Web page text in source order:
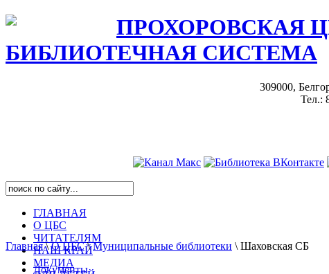
ПРОХОРОВСКАЯ
БИБЛИОТЕЧНАЯ СИСТЕМА
309000,
Тел.:
ГЛАВНАЯ
О ЦБС
ЧИТАТЕЛЯМ
НАШ КРАЙ
МЕДИА
Главная\О ЦБС\Муниципальные библиотеки \ Шаховская СБ
Документы